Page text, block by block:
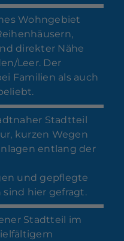
Wohngebiet
direkter Nähe
Leer. Der
Familien als auch
Stadtteil
kurzen Wegen
entlang der
und gepflegte
hier gefragt.
Stadtteil im